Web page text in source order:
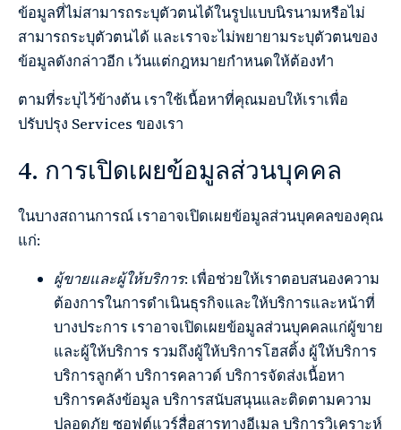
ข้อมูลที่ไม่สามารถระบุตัวตนได้ในรูปแบบนิรนามหรือไม่
สามารถระบุตัวตนได้ และเราจะไม่พยายามระบุตัวตนของ
ข้อมูลดังกล่าวอีก เว้นแต่กฎหมายกำหนดให้ต้องทำ
ตามที่ระบุไว้ข้างต้น เราใช้เนื้อหาที่คุณมอบให้เราเพื่อ
ปรับปรุง Services ของเรา
4. การเปิดเผยข้อมูลส่วนบุคคล
ในบางสถานการณ์ เราอาจเปิดเผยข้อมูลส่วนบุคคลของคุณ
แก่:
ผู้ขายและผู้ให้บริการ: เพื่อช่วยให้เราตอบสนองความ
ต้องการในการดำเนินธุรกิจและให้บริการและหน้าที่
บางประการ เราอาจเปิดเผยข้อมูลส่วนบุคคลแก่ผู้ขาย
และผู้ให้บริการ รวมถึงผู้ให้บริการโฮสติ้ง ผู้ให้บริการ
บริการลูกค้า บริการคลาวด์ บริการจัดส่งเนื้อหา
บริการคลังข้อมูล บริการสนับสนุนและติดตามความ
ปลอดภัย ซอฟต์แวร์สื่อสารทางอีเมล บริการวิเคราะห์